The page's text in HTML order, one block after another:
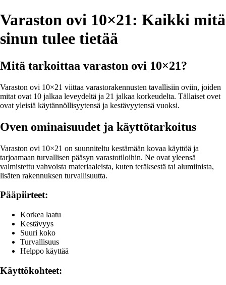
Varaston ovi 10×21: Kaikki mitä
sinun tulee tietää
Mitä tarkoittaa varaston ovi 10×21?
Varaston ovi 10×21 viittaa varastorakennusten tavallisiin oviin, joiden
mitat ovat 10 jalkaa leveydeltä ja 21 jalkaa korkeudelta. Tällaiset ovet
ovat yleisiä käytännöllisyytensä ja kestävyytensä vuoksi.
Oven ominaisuudet ja käyttötarkoitus
Varaston ovi 10×21 on suunniteltu kestämään kovaa käyttöä ja
tarjoamaan turvallisen pääsyn varastotiloihin. Ne ovat yleensä
valmistettu vahvoista materiaaleista, kuten teräksestä tai alumiinista,
lisäten rakennuksen turvallisuutta.
Pääpiirteet:
Korkea laatu
Kestävyys
Suuri koko
Turvallisuus
Helppo käyttää
Käyttökohteet: